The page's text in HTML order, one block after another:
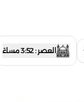
العصر : 3:52 مساءً